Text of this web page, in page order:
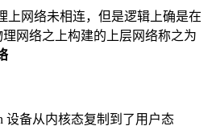
上网络未相连，但是逻辑上确是在
网络之上构建的上层网络称之为
设备从内核态复制到了用户态